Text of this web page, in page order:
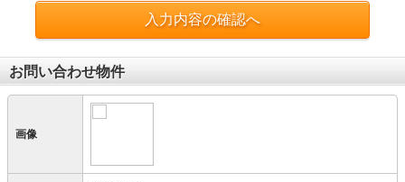
入力内容の確認へ
お問い合わせ物件
画像